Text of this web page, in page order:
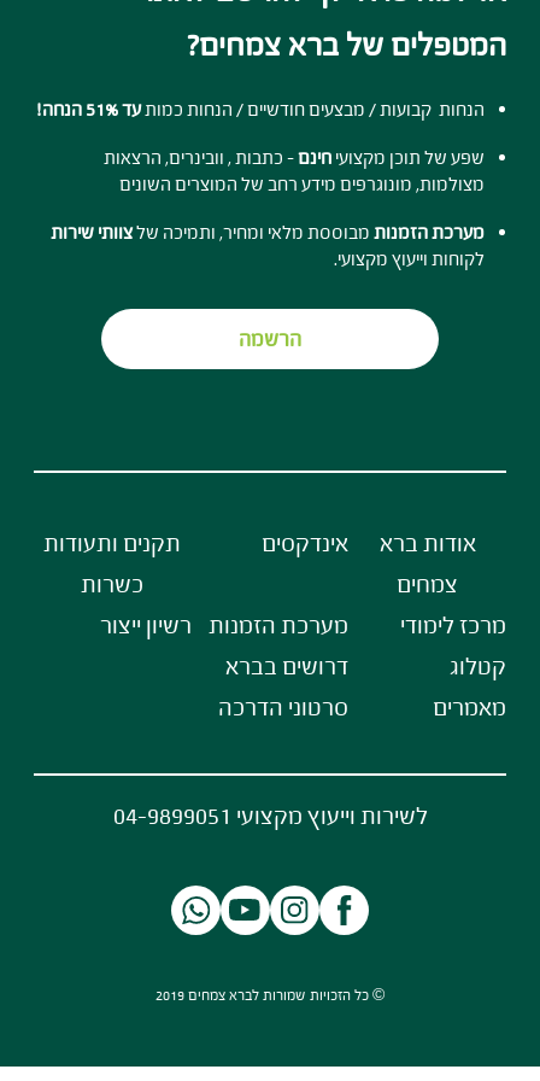
המטפלים של ברא צמחים?
הנחות קבועות / מבצעים חודשיים / הנחות כמותעד 51% הנחה!
שפע של תוכן מקצועיחינם- כתבות , וובינרים, הרצאות
מצולמות, מונוגרפים מידע רחב של המוצרים השונים
מערכת הזמנות מבוססת מלאי ומחיר, ותמיכה שלצוותי שירות
לקוחות וייעוץ מקצועי.
הרשמה
אודות ברא
צמחים
מרכז לימודי
קטלוג
מאמרים
אינדקסים
מערכת הזמנות
דרושים בברא
סרטוני הדרכה
תקנים ותעודות
כשרות
רשיון ייצור
לשירות וייעוץ מקצועי 04-9899051
© כל הזכויות שמורות לברא צמחים 2019